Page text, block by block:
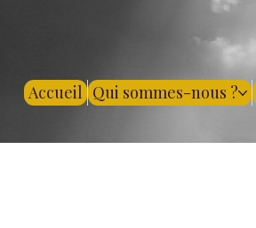
Accueil Qui sommes-nous ?